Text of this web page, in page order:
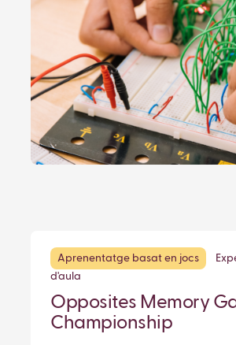
Aprenentatge basat en jocs
d'aula
Opposites Memory
Championship